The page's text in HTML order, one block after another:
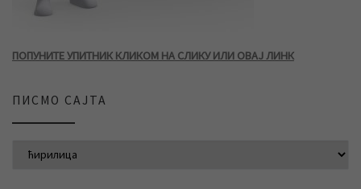
ПОПУНИТЕ УПИТНИК КЛИКОМ НА СЛИКУ ИЛИ ОВАЈ ЛИНК
ПИСМО САЈТА